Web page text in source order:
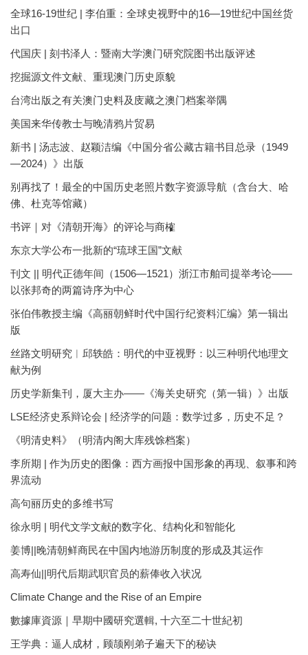
全球16-19世纪 | 李伯重：全球史视野中的16—19世纪中国丝货
出口
代国庆 | 刻书泽人：暨南大学澳门研究院图书出版评述
挖掘源文件文献、重现澳门历史原貌
台湾出版之有关澳门史料及庋藏之澳门档案举隅
美国来华传教士与晚清鸦片贸易
新书 | 汤志波、赵颖洁编《中国分省公藏古籍书目总录（1949
—2024）》出版
别再找了！最全的中国历史老照片数字资源导航（含台大、哈
佛、杜克等馆藏）
书评｜对《清朝开海》的评论与商榷
东京大学公布一批新的“琉球王国”文献
刊文 || 明代正德年间（1506—1521）浙江市舶司提举考论——
以张邦奇的两篇诗序为中心
张伯伟教授主编《高丽朝鲜时代中国行纪资料汇编》第一辑出
版
丝路文明研究︱邱轶皓：明代的中亚视野：以三种明代地理文
献为例
历史学新集刊，厦大主办——《海关史研究（第一辑）》出版
LSE经济史系辩论会 | 经济学的问题：数学过多，历史不足？
《明清史料》（明清内阁大库残馀档案）
李所期 | 作为历史的图像：西方画报中国形象的再现、叙事和跨
界流动
高句丽历史的多维书写
徐永明 | 明代文学文献的数字化、结构化和智能化
姜博||晚清朝鲜商民在中国内地游历制度的形成及其运作
高寿仙||明代后期武职官员的薪俸收入状况
Climate Change and the Rise of an Empire
數據庫資源｜早期中國研究選輯, 十六至二十世紀初
王学典：逼人成材，顾颉刚弟子遍天下的秘诀